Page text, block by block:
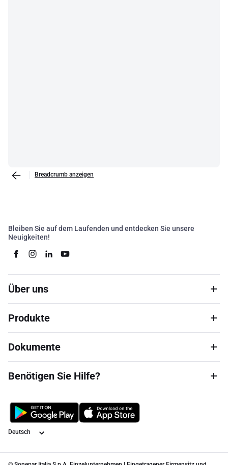
Breadcrumb anzeigen
Bleiben Sie auf dem Laufenden und entdecken Sie unsere
Neuigkeiten!
Über uns
Produkte
Dokumente
Benötigen Sie Hilfe?
Sprache